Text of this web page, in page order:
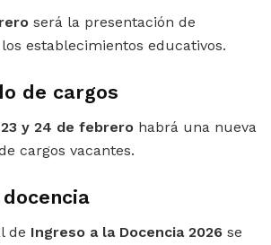
será la presentación de
establecimientos educativos.
de cargos
y 24 de febrero habrá una nueva
cargos vacantes.
de Ingreso a la Docencia 2026 se